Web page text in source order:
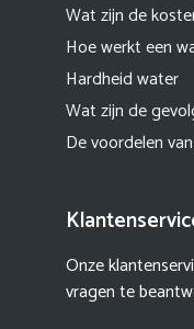
Wat zijn de
Hoe werkt een
Hardheid water
Wat zijn de
De voordelen
Onze
vragen te